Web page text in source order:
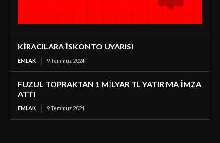
KİRACILARA İSKONTO UYARISI
EMLAK 9 Temmuz 2024
FUZUL TOPRAKTAN 1 MİLYAR TL YATIRIMA İMZA
ATTI
EMLAK 9 Temmuz 2024